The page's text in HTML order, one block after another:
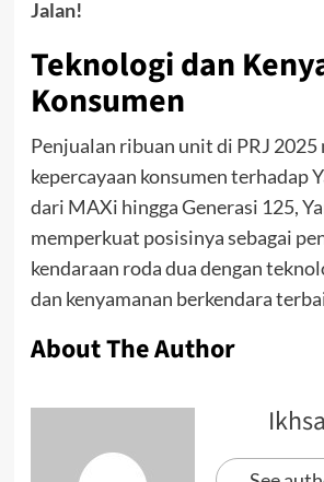
Jalan!
Teknologi dan
Konsumen
Penjualan ribuan unit di PRJ
kepercayaan konsumen terhadap
dari MAXi hingga Generasi 125,
memperkuat posisinya sebagai
kendaraan roda dua dengan
dan kenyamanan berkendara
About The Author